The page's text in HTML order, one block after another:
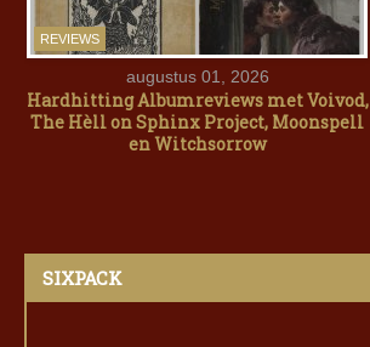
REVIEWS
augustus 01, 2026
Hardhitting Albumreviews met Voivod,
The Hèll on Sphinx Project, Moonspell
en Witchsorrow
SIXPACK